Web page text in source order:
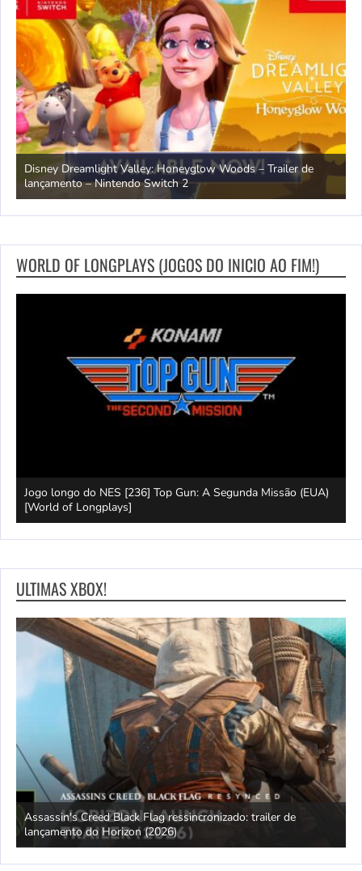
Disney Dreamlight Valley: Honeyglow Woods – Trailer de
lançamento – Nintendo Switch 2
WORLD OF LONGPLAYS (JOGOS DO INICIO AO FIM!)
Jogo longo do NES [236] Top Gun: A Segunda Missão (EUA)
[World of Longplays]
ULTIMAS XBOX!
Assassin's Creed Black Flag ressincronizado: trailer de
lançamento do Horizon (2026)